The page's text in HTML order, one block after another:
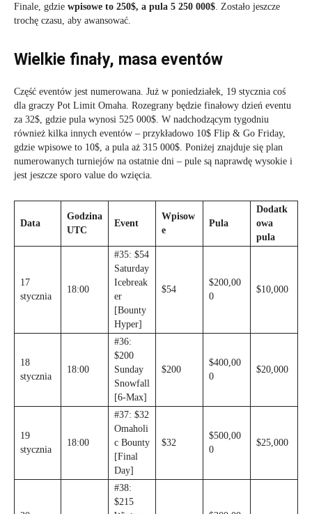
Finale, gdzie wpisowe to 250$, a pula 5 250 000$ . Zostało jeszcze
trochę czasu, aby awansować.
Wielkie finały, masa eventów
Część eventów jest numerowana. Już w poniedziałek, 19 stycznia coś
dla graczy Pot Limit Omaha. Rozegrany będzie finałowy dzień eventu
za 32$, gdzie pula wynosi 525 000$. W nadchodzącym tygodniu
również kilka innych eventów – przykładowo 10$ Flip & Go Friday,
gdzie wpisowe to 10$, a pula aż 315 000$. Poniżej znajduje się plan
numerowanych turniejów na ostatnie dni – pule są naprawdę wysokie i
jest jeszcze sporo value do wzięcia.
Data
Godzina
UTC
Event
Wpisow
e
Pula
Dodatk
owa
pula
17
stycznia
18:00
#35: $54
Saturday
Icebreak
er
[Bounty
Hyper]
$54
$200,00
0
$10,000
18
stycznia
18:00
#36:
$200
Sunday
Snowfall
[6-Max]
$200
$400,00
0
$20,000
19
stycznia
18:00
#37: $32
Omaholi
c Bounty
[Final
Day]
$32
$500,00
0
$25,000
#38:
$215